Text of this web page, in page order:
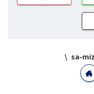
sa-